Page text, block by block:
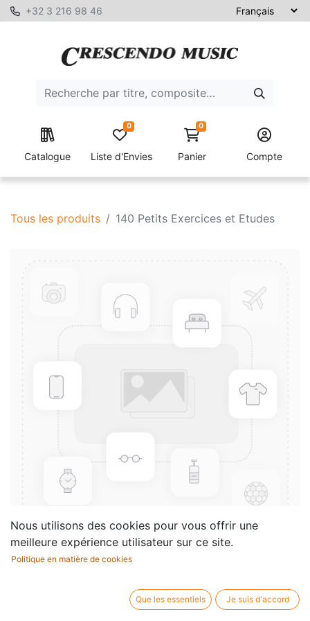
+32 3 216 98 46
Catalogue Liste d'Envies
0 0
Panier Compte
Tous les produits 140 Petits Exercices et Etudes
140 Petits Exercices et Etudes
Tulou Jean-Louis
Nous utilisons des cookies pour vous offrir une
meilleure expérience utilisateur sur ce site.
Politique en matière de cookies
Que les essentiels Je suis d'accord